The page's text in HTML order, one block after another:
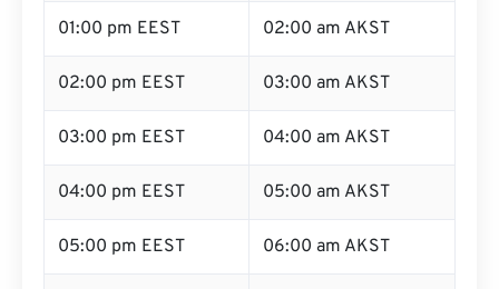
01:00 pm EEST 02:00 am AKST
02:00 pm EEST 03:00 am AKST
03:00 pm EEST 04:00 am AKST
04:00 pm EEST 05:00 am AKST
05:00 pm EEST 06:00 am AKST